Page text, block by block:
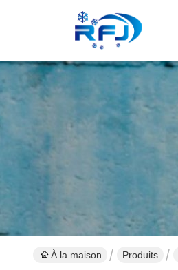
À la maison Produits